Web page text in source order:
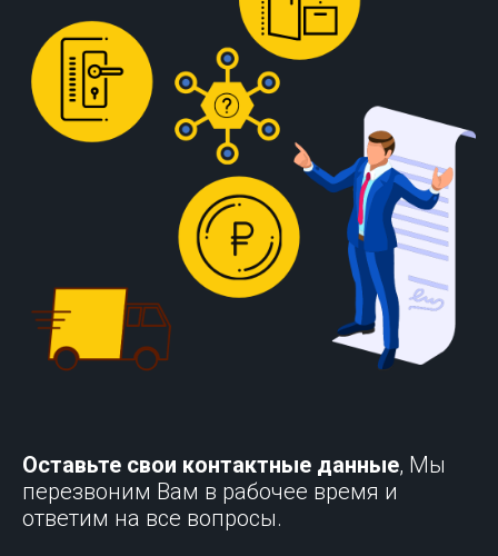
Оставьте свои контактные данные, Мы
перезвоним Вам в рабочее время и
ответим на все вопросы.